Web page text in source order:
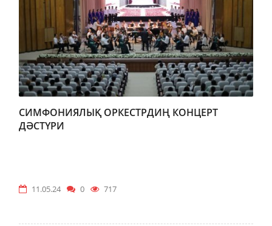
СИМФОНИЯЛЫҚ ОРКЕСТРДИҢ КОНЦЕРТ
ДӘСТҮРИ
11.05.24 0 717